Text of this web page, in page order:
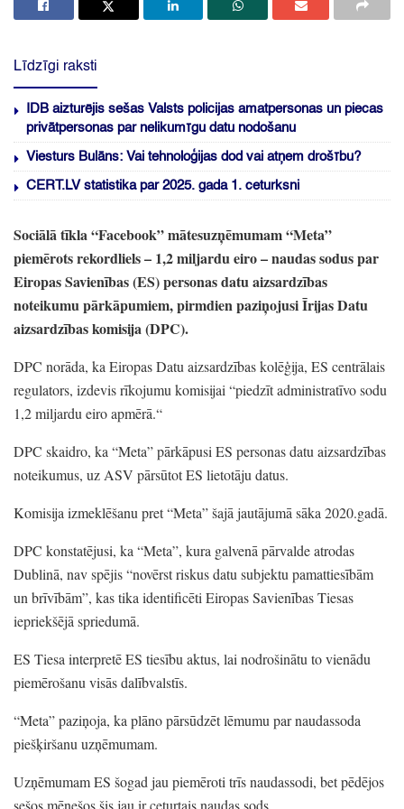
Līdzīgi raksti
IDB aizturējis sešas Valsts policijas amatpersonas un piecas
privātpersonas par nelikumīgu datu nodošanu
Viesturs Bulāns: Vai tehnoloģijas dod vai atņem drošību?
CERT.LV statistika par 2025. gada 1. ceturksni
Sociālā tīkla“Facebook”mātesuzņēmumam“Meta”
piemērots rekordliels– 1,2 miljardu eiro– naudas sodus par
Eiropas Savienības(ES)personas datu aizsardzības
noteikumu pārkāpumiem,pirmdien paziņojusi Īrijas Datu
aizsardzības komisija(DPC).
DPC norāda, ka Eiropas Datu aizsardzības kolēģija, ES centrālais
regulators, izdevis rīkojumu komisijai“piedzīt administratīvo sodu
1,2 miljardu eiro apmērā.“
DPC skaidro, ka“Meta”pārkāpusi ES personas datu aizsardzības
noteikumus, uz ASV pārsūtot ES lietotāju datus.
Komisija izmeklēšanu pret“Meta”šajā jautājumā sāka 2020.gadā.
DPC konstatējusi, ka“Meta”, kura galvenā pārvalde atrodas
Dublinā, nav spējis“novērst riskus datu subjektu pamattiesībām
un brīvībām”, kas tika identificēti Eiropas Savienības Tiesas
iepriekšējā spriedumā.
ES Tiesa interpretē ES tiesību aktus, lai nodrošinātu to vienādu
piemērošanu visās dalībvalstīs.
“Meta”paziņoja, ka plāno pārsūdzēt lēmumu par naudassoda
piešķiršanu uzņēmumam.
Uzņēmumam ES šogad jau piemēroti trīs naudassodi, bet pēdējos